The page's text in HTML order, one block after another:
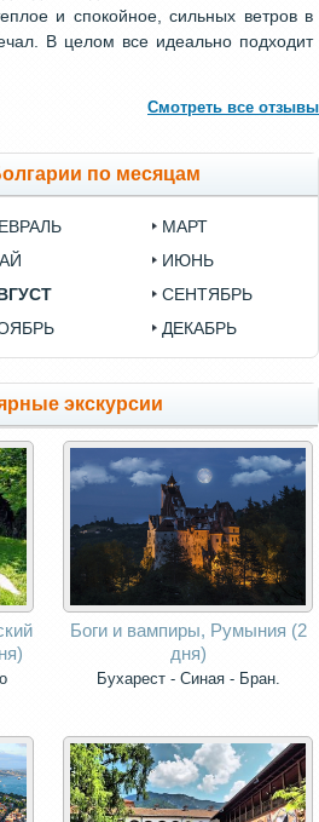
и спокойное, сильных ветров в
В целом все идеально подходит
Смотреть все отзывы
по месяцам
МАРТ
ИЮНЬ
СЕНТЯБРЬ
ДЕКАБРЬ
экскурсии
Боги и вампиры, Румыния (2
дня)
Бухарест - Синая - Бран.